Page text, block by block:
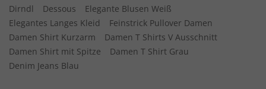
Dirndl Dessous
Elegante Blusen Weiß
Elegantes Langes Kleid
Feinstrick Pullover Damen
Damen Shirt Kurzarm
Damen T Shirts V Ausschnitt
Damen Shirt mit Spitze
Damen T Shirt Grau
Denim Jeans Blau